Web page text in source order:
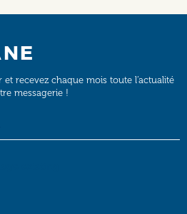
recevez chaque mois toute l’actualité
messagerie !